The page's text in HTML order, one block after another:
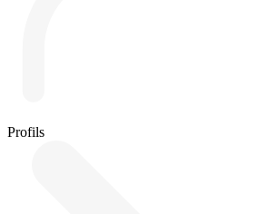
Profils